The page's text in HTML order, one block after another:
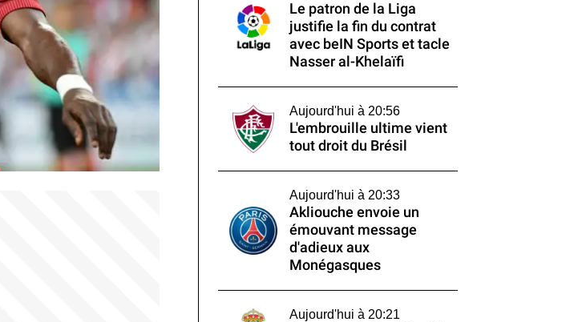
Le patron de la Liga
justifie la fin du contrat
avec beIN Sports et tacle
Nasser al-Khelaïfi
Aujourd'hui à 20:56
L'embrouille ultime vient
tout droit du Brésil
Aujourd'hui à 20:33
Akliouche envoie un
émouvant message
d'adieux aux
Monégasques
Aujourd'hui à 20:21